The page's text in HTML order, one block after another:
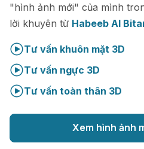
"hình ảnh mới" của mình
lời khuyên từ Habeeb Al
Tư vấn khuôn mặt 3D
Tư vấn ngực 3D
Tư vấn toàn thân 3D
Xem hình ảnh